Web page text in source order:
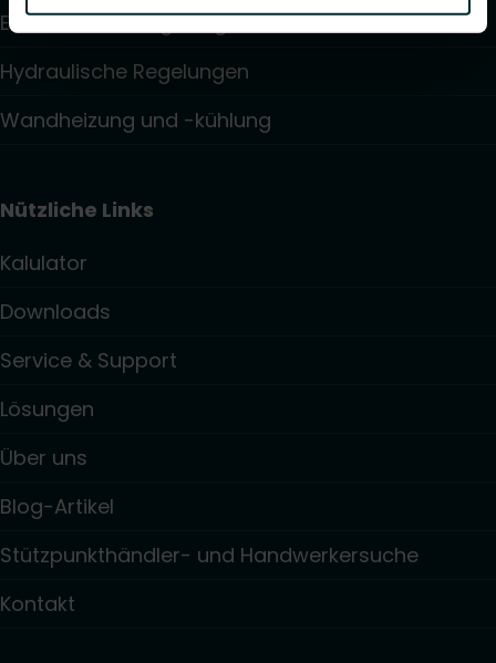
Elektronische Regelungen
Hydraulische Regelungen
Wandheizung und -kühlung
Nützliche Links
Kalulator
Downloads
Service & Support
Lösungen
Über uns
Blog-Artikel
Stützpunkthändler- und Handwerkersuche
Kontakt